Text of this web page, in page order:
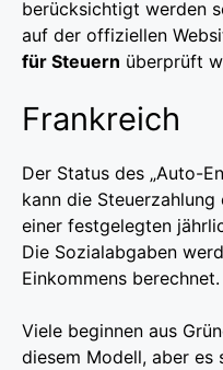
berücksichtigt werden
auf der offiziellen
für Steuern überprüft
Frankreich
Der Status des „Auto-
kann die
einer festgelegten
Die Sozialabgaben
Einkommens berechnet.
Viele beginnen aus
diesem Modell, aber es